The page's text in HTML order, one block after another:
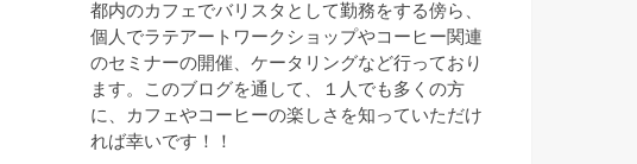
都内のカフェでバリスタとして勤務をする傍ら、
個人でラテアートワークショップやコーヒー関連
のセミナーの開催、ケータリングなど行っており
ます。このブログを通して、１人でも多くの方
に、カフェやコーヒーの楽しさを知っていただけ
れば幸いです！！